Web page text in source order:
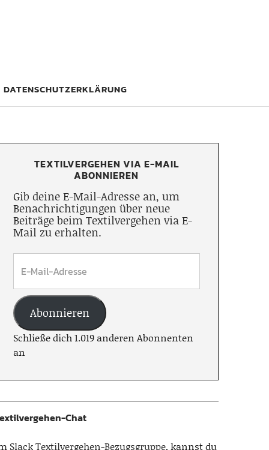
DATENSCHUTZERKLÄRUNG
TEXTILVERGEHEN VIA E-MAIL
ABONNIEREN
Gib deine E-Mail-Adresse an, um
Benachrichtigungen über neue
Beiträge beim Textilvergehen via E-
Mail zu erhalten.
Abonnieren
Schließe dich 1.019 anderen Abonnenten
an
Chat
Slack Textilvergehen-Bezugsgruppe, kannst du